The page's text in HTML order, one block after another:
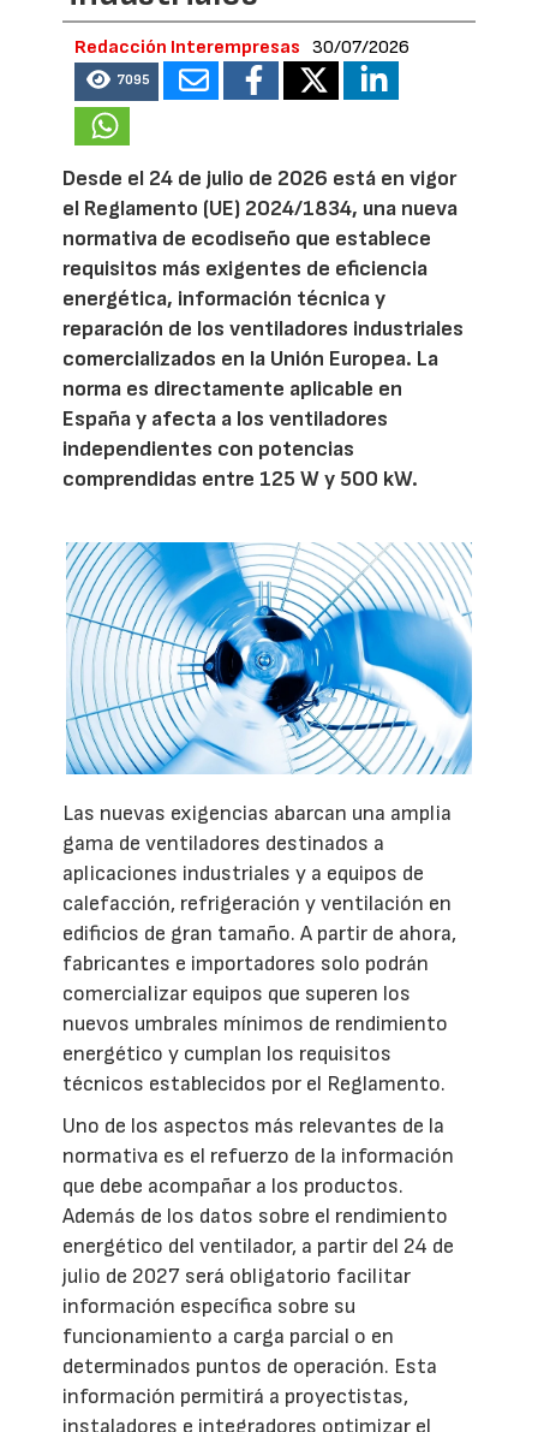
Redacción Interempresas 30/07/2026
7095
Desde el 24 de julio de 2026 está en vigor
el Reglamento (UE) 2024/1834, una nueva
normativa de ecodiseño que establece
requisitos más exigentes de eficiencia
energética, información técnica y
reparación de los ventiladores industriales
comercializados en la Unión Europea. La
norma es directamente aplicable en
España y afecta a los ventiladores
independientes con potencias
comprendidas entre 125 W y 500 kW.
Las nuevas exigencias abarcan una amplia
gama de ventiladores destinados a
aplicaciones industriales y a equipos de
calefacción, refrigeración y ventilación en
edificios de gran tamaño. A partir de ahora,
fabricantes e importadores solo podrán
comercializar equipos que superen los
nuevos umbrales mínimos de rendimiento
energético y cumplan los requisitos
técnicos establecidos por el Reglamento.
Uno de los aspectos más relevantes de la
normativa es el refuerzo de la información
que debe acompañar a los productos.
Además de los datos sobre el rendimiento
energético del ventilador, a partir del 24 de
julio de 2027 será obligatorio facilitar
información específica sobre su
funcionamiento a carga parcial o en
determinados puntos de operación. Esta
información permitirá a proyectistas,
instaladores e integradores optimizar el